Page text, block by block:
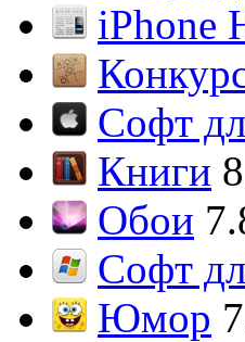
iPhone
Софт
Книги
Обои
Софт
Юмор